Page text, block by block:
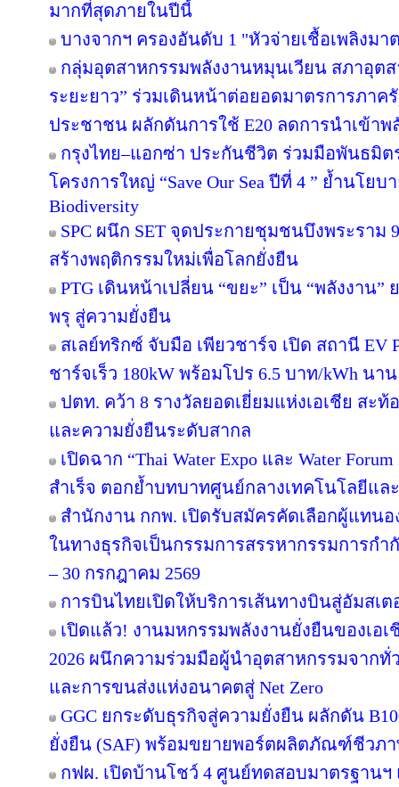
มากที่สุดภายในปีนี้
บางจากฯ ครองอันดับ 1 "หัวจ่ายเชื้อเพลิงม
กลุ่มอุตสาหกรรมพลังงานหมุนเวียน สภาอุตส
ระยะยาว” ร่วมเดินหน้าต่อยอดมาตรการภาค
ประชาชน ผลักดันการใช้ E20 ลดการนำเข้าพ
กรุงไทย–แอกซ่า ประกันชีวิต ร่วมมือพันธมิ
โครงการใหญ่ “Save Our Sea ปีที่ 4 ” ย้ำนโยบ
Biodiversity
SPC ผนึก SET จุดประกายชุมชนบึงพระรา
สร้างพฤติกรรมใหม่เพื่อโลกยั่งยืน
PTG เดินหน้าเปลี่ยน “ขยะ” เป็น “พลังงา
พรุ สู่ความยั่งยืน
สเลย์ทริกซ์ จับมือ เพียวชาร์จ เปิด สถานี EV
ชาร์จเร็ว 180kW พร้อมโปร 6.5 บาท/kWh นา
ปตท. คว้า 8 รางวัลยอดเยี่ยมแห่งเอเชีย สะ
และความยั่งยืนระดับสากล
เปิดฉาก “Thai Water Expo และ Water
สำเร็จ ตอกย้ำบทบาทศูนย์กลางเทคโนโลยีแ
สำนักงาน กกพ. เปิดรับสมัครคัดเลือกผู้แทน
ในทางธุรกิจเป็นกรรมการสรรหากรรมการกำ
– 30 กรกฎาคม 2569
การบินไทยเปิดให้บริการเส้นทางบินสู่อัมสเต
เปิดแล้ว! งานมหกรรมพลังงานยั่งยืนของเอเชี
2026 ผนึกความร่วมมือผู้นำอุตสาหกรรมจาก
และการขนส่งแห่งอนาคตสู่ Net Zero
GGC ยกระดับธุรกิจสู่ความยั่งยืน ผลักดัน
ยั่งยืน (SAF) พร้อมขยายพอร์ตผลิตภัณฑ์ชีวภา
กฟผ. เปิดบ้านโชว์ 4 ศูนย์ทดสอบมาตรฐานฯ